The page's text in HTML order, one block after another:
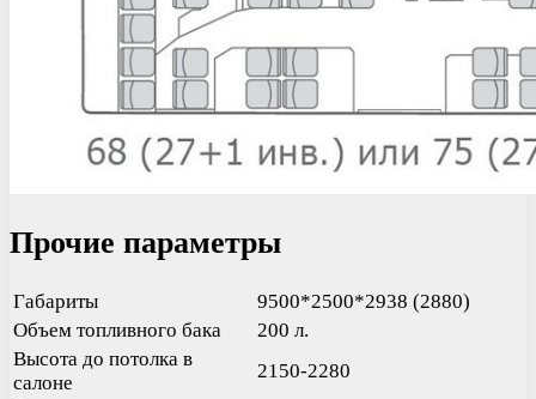
Прочие параметры
Габариты
9500*2500*2938 (2880)
Объем топливного бака
200 л.
Высота до потолка в
салоне
2150-2280